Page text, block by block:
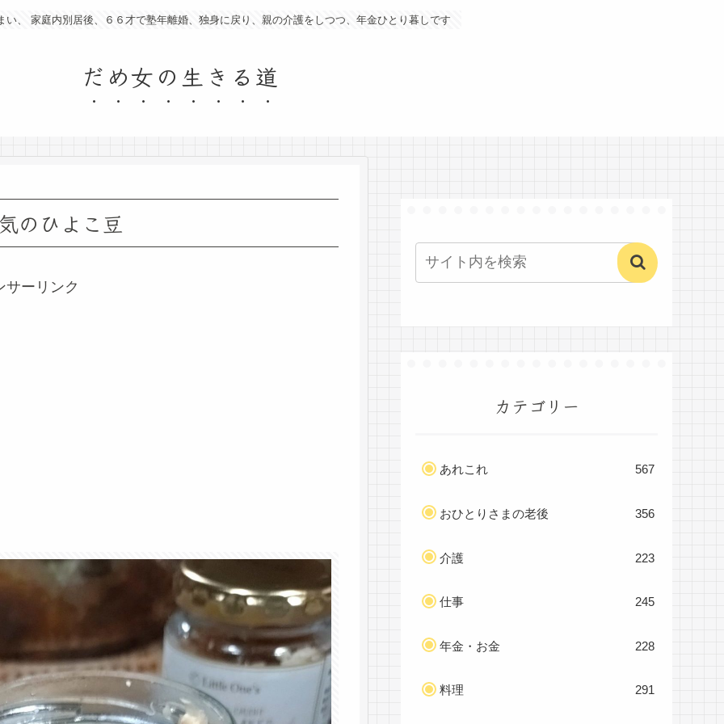
い、 家庭内別居後、６６才で塾年離婚、独身に戻り、親の介護をしつつ、年金ひとり暮しです
だめ女の生きる道
のひよこ豆
サーリンク
カテゴリー
あれこれ 567
おひとりさまの老後 356
介護 223
仕事 245
年金・お金 228
料理 291